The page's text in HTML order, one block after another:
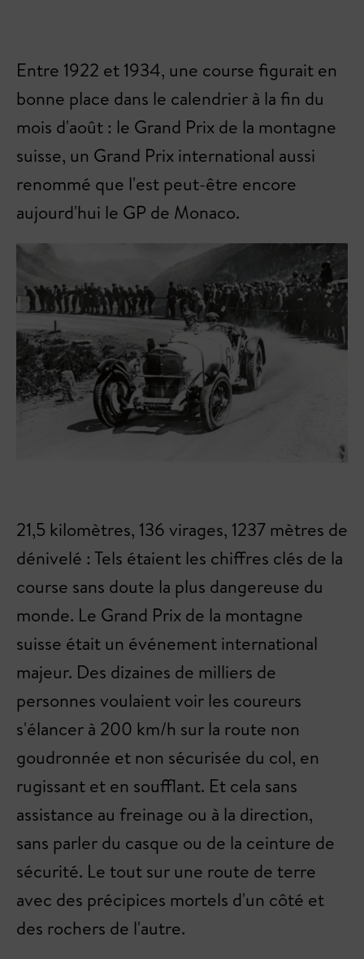
Entre 1922 et 1934, une course figurait en
bonne place dans le calendrier à la fin du
mois d'août : le Grand Prix de la montagne
suisse, un Grand Prix international aussi
renommé que l'est peut-être encore
aujourd'hui le GP de Monaco.
21,5 kilomètres, 136 virages, 1237 mètres de
dénivelé : Tels étaient les chiffres clés de la
course sans doute la plus dangereuse du
monde. Le Grand Prix de la montagne
suisse était un événement international
majeur. Des dizaines de milliers de
personnes voulaient voir les coureurs
s'élancer à 200 km/h sur la route non
goudronnée et non sécurisée du col, en
rugissant et en soufflant. Et cela sans
assistance au freinage ou à la direction,
sans parler du casque ou de la ceinture de
sécurité. Le tout sur une route de terre
avec des précipices mortels d'un côté et
des rochers de l'autre.